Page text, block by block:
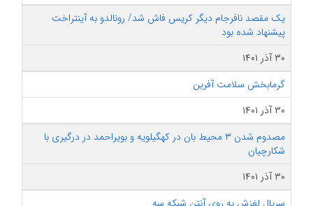
یک مقصد نافرجام دیگر کریس فاش شد/ رونالدو به آینتراخت
پیشنهاد شده بود
۳۰ آذر ۱۴۰۱
گرمابخش سلامت آفرین
۳۰ آذر ۱۴۰۱
مصدوم شدن ۳ محیط بان در کهگیلویه و بویراحمد در درگیری با
شکارچیان
۳۰ آذر ۱۴۰۱